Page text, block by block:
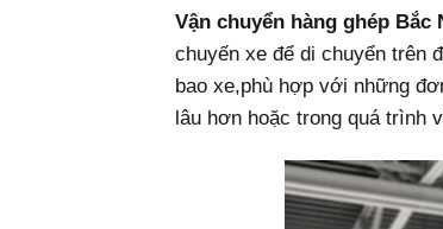
Vận chuyển hàng ghép Bắc
chuyến xe để di chuyển trên
bao xe,phù hợp với những
lâu hơn hoặc trong quá trình